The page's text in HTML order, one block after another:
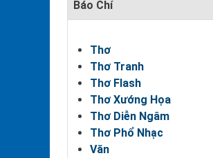
Báo Chí
Thơ
Thơ Tranh
Thơ Flash
Thơ Xướng Họa
Thơ Diễn Ngâm
Thơ Phổ Nhạc
Văn